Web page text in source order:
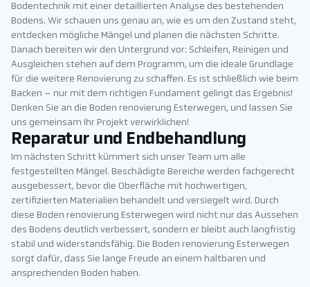
Bodentechnik mit einer detaillierten Analyse des bestehenden
Bodens. Wir schauen uns genau an, wie es um den Zustand steht,
entdecken mögliche Mängel und planen die nächsten Schritte.
Danach bereiten wir den Untergrund vor: Schleifen, Reinigen und
Ausgleichen stehen auf dem Programm, um die ideale Grundlage
für die weitere Renovierung zu schaffen. Es ist schließlich wie beim
Backen – nur mit dem richtigen Fundament gelingt das Ergebnis!
Denken Sie an die Boden renovierung Esterwegen, und lassen Sie
uns gemeinsam Ihr Projekt verwirklichen!
Reparatur und Endbehandlung
Im nächsten Schritt kümmert sich unser Team um alle
festgestellten Mängel. Beschädigte Bereiche werden fachgerecht
ausgebessert, bevor die Oberfläche mit hochwertigen,
zertifizierten Materialien behandelt und versiegelt wird. Durch
diese Boden renovierung Esterwegen wird nicht nur das Aussehen
des Bodens deutlich verbessert, sondern er bleibt auch langfristig
stabil und widerstandsfähig. Die Boden renovierung Esterwegen
sorgt dafür, dass Sie lange Freude an einem haltbaren und
ansprechenden Boden haben.